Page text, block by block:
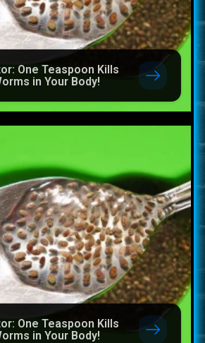
One Teaspoon Kills
in Your Body!
One Teaspoon Kills
in Your Body!